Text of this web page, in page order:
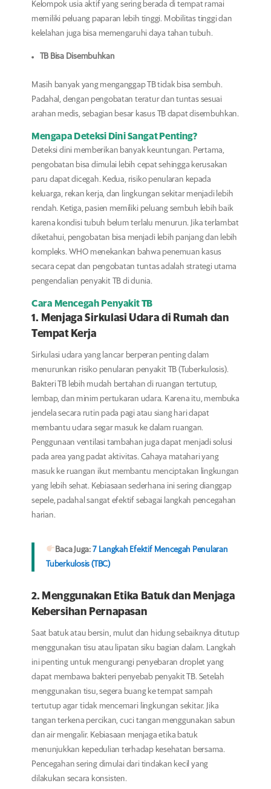
Kelompok usia aktif yang sering berada di tempat ramai
memiliki peluang paparan lebih tinggi. Mobilitas tinggi dan
kelelahan juga bisa memengaruhi daya tahan tubuh.
TB Bisa Disembuhkan
Masih banyak yang menganggap TB tidak bisa sembuh.
Padahal, dengan pengobatan teratur dan tuntas sesuai
arahan medis, sebagian besar kasus TB dapat disembuhkan.
Mengapa Deteksi Dini Sangat Penting?
Deteksi dini memberikan banyak keuntungan. Pertama,
pengobatan bisa dimulai lebih cepat sehingga kerusakan
paru dapat dicegah. Kedua, risiko penularan kepada
keluarga, rekan kerja, dan lingkungan sekitar menjadi lebih
rendah. Ketiga, pasien memiliki peluang sembuh lebih baik
karena kondisi tubuh belum terlalu menurun. Jika terlambat
diketahui, pengobatan bisa menjadi lebih panjang dan lebih
kompleks. WHO menekankan bahwa penemuan kasus
secara cepat dan pengobatan tuntas adalah strategi utama
pengendalian penyakit TB di dunia.
Cara Mencegah Penyakit TB
1. Menjaga Sirkulasi Udara di Rumah dan
Tempat Kerja
Sirkulasi udara yang lancar berperan penting dalam
menurunkan risiko penularan penyakit TB (Tuberkulosis).
Bakteri TB lebih mudah bertahan di ruangan tertutup,
lembap, dan minim pertukaran udara. Karena itu, membuka
jendela secara rutin pada pagi atau siang hari dapat
membantu udara segar masuk ke dalam ruangan.
Penggunaan ventilasi tambahan juga dapat menjadi solusi
pada area yang padat aktivitas. Cahaya matahari yang
masuk ke ruangan ikut membantu menciptakan lingkungan
yang lebih sehat. Kebiasaan sederhana ini sering dianggap
sepele, padahal sangat efektif sebagai langkah pencegahan
harian.
Baca Juga: 7 Langkah Efektif Mencegah Penularan
Tuberkulosis (TBC)
2. Menggunakan Etika Batuk dan Menjaga
Kebersihan Pernapasan
Saat batuk atau bersin, mulut dan hidung sebaiknya ditutup
menggunakan tisu atau lipatan siku bagian dalam. Langkah
ini penting untuk mengurangi penyebaran droplet yang
dapat membawa bakteri penyebab penyakit TB. Setelah
menggunakan tisu, segera buang ke tempat sampah
tertutup agar tidak mencemari lingkungan sekitar. Jika
tangan terkena percikan, cuci tangan menggunakan sabun
dan air mengalir. Kebiasaan menjaga etika batuk
menunjukkan kepedulian terhadap kesehatan bersama.
Pencegahan sering dimulai dari tindakan kecil yang
dilakukan secara konsisten.